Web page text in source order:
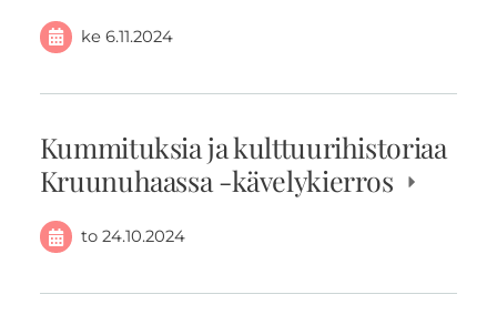
ke 6.11.2024
Kummituksia ja kulttuurihistoriaa
Kruunuhaassa -kävelykierros
to 24.10.2024